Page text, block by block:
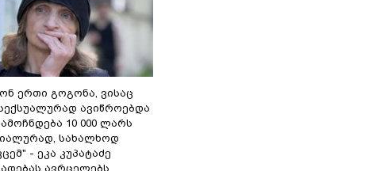
ერთი გოგონა, ვისაც
ავიწროებდა
10 000 ლარს
სახალხოდ
- ეკა კუპატაძე
ავრცელებს